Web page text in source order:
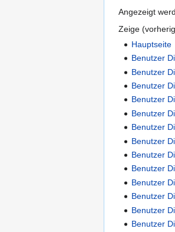
Angezeigt
Zeige (
Hauptseite
Benutzer
Benutzer
Benutzer
Benutzer
Benutzer
Benutzer
Benutzer
Benutzer
Benutzer
Benutzer
Benutzer
Benutzer
Benutzer